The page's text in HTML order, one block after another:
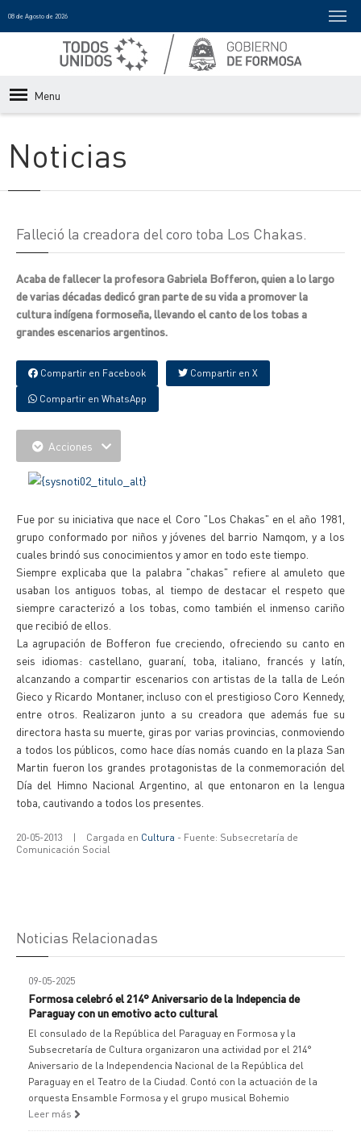
08 de Agosto de 2026
Menu
Noticias
Falleció la creadora del coro toba Los Chakas.
Acaba de fallecer la profesora Gabriela Bofferon, quien a lo largo
de varias décadas dedicó gran parte de su vida a promover la
cultura indígena formoseña, llevando el canto de los tobas a
grandes escenarios argentinos.
Compartir en Facebook Compartir en X
Compartir en WhatsApp
Acciones
Fue por su iniciativa que nace el Coro "Los Chakas" en el año 1981,
grupo conformado por niños y jóvenes del barrio Namqom, y a los
cuales brindó sus conocimientos y amor en todo este tiempo.
Siempre explicaba que la palabra "chakas" refiere al amuleto que
usaban los antiguos tobas, al tiempo de destacar el respeto que
siempre caracterizó a los tobas, como también el inmenso cariño
que recibió de ellos.
La agrupación de Bofferon fue creciendo, ofreciendo su canto en
seis idiomas: castellano, guaraní, toba, italiano, francés y latín,
alcanzando a compartir escenarios con artistas de la talla de León
Gieco y Ricardo Montaner, incluso con el prestigioso Coro Kennedy,
entre otros. Realizaron junto a su creadora que además fue su
directora hasta su muerte, giras por varias provincias, conmoviendo
a todos los públicos, como hace días nomás cuando en la plaza San
Martin fueron los grandes protagonistas de la conmemoración del
Día del Himno Nacional Argentino, al que entonaron en la lengua
toba, cautivando a todos los presentes.
20-05-2013 | Cargada en Cultura - Fuente: Subsecretaría de
Comunicación Social
Noticias Relacionadas
09-05-2025
Formosa celebró el 214° Aniversario de la Indepencia de
Paraguay con un emotivo acto cultural
El consulado de la República del Paraguay en Formosa y la
Subsecretaría de Cultura organizaron una actividad por el 214°
Aniversario de la Independencia Nacional de la República del
Paraguay en el Teatro de la Ciudad. Contó con la actuación de la
orquesta Ensamble Formosa y el grupo musical Bohemio
Leer más